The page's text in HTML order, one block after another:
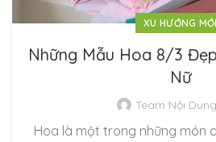
XU HƯỚNG MỚI
Những Mẫu Hoa 8/3
Nữ
Team Nội Dung
Hoa là một trong những món